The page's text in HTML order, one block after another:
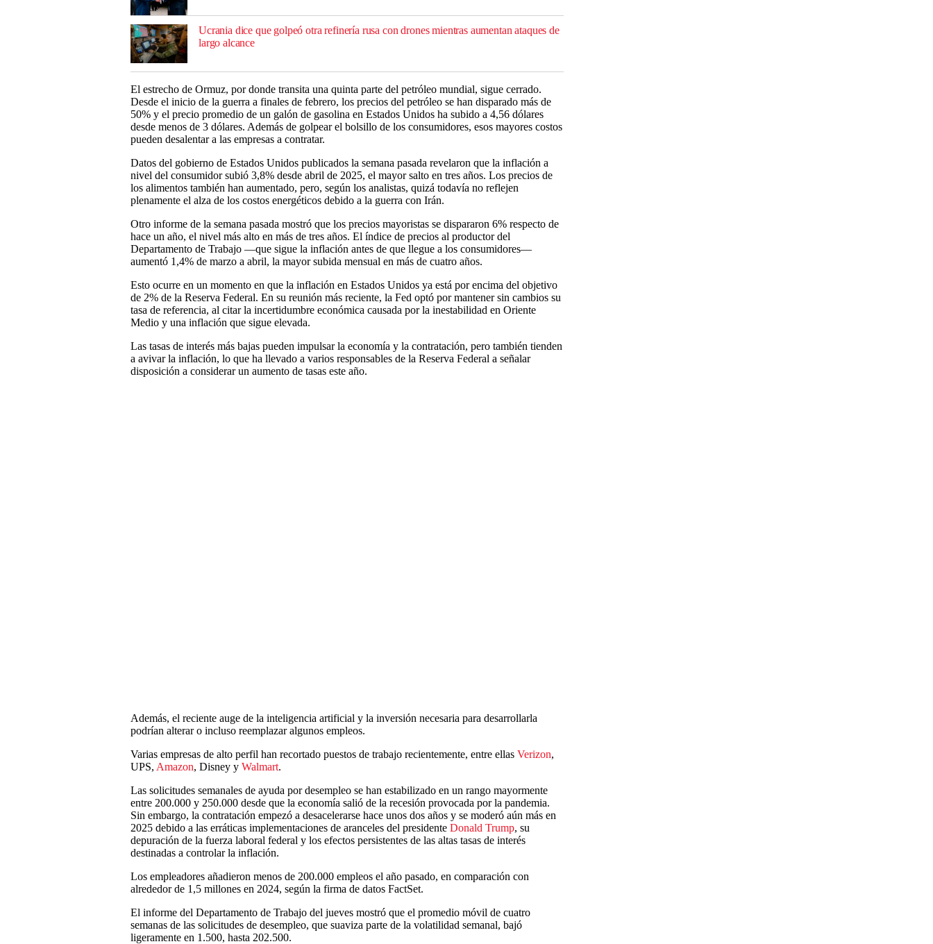
Ucrania dice que golpeó otra refinería rusa con drones mientras aumentan ataques de
largo alcance
El estrecho de Ormuz, por donde transita una quinta parte del petróleo mundial, sigue cerrado.
Desde el inicio de la guerra a finales de febrero, los precios del petróleo se han disparado más de
50% y el precio promedio de un galón de gasolina en Estados Unidos ha subido a 4,56 dólares
desde menos de 3 dólares. Además de golpear el bolsillo de los consumidores, esos mayores costos
pueden desalentar a las empresas a contratar.
Datos del gobierno de Estados Unidos publicados la semana pasada revelaron que la inflación a
nivel del consumidor subió 3,8% desde abril de 2025, el mayor salto en tres años. Los precios de
los alimentos también han aumentado, pero, según los analistas, quizá todavía no reflejen
plenamente el alza de los costos energéticos debido a la guerra con Irán.
Otro informe de la semana pasada mostró que los precios mayoristas se dispararon 6% respecto de
hace un año, el nivel más alto en más de tres años. El índice de precios al productor del
Departamento de Trabajo —que sigue la inflación antes de que llegue a los consumidores—
aumentó 1,4% de marzo a abril, la mayor subida mensual en más de cuatro años.
Esto ocurre en un momento en que la inflación en Estados Unidos ya está por encima del objetivo
de 2% de la Reserva Federal. En su reunión más reciente, la Fed optó por mantener sin cambios su
tasa de referencia, al citar la incertidumbre económica causada por la inestabilidad en Oriente
Medio y una inflación que sigue elevada.
Las tasas de interés más bajas pueden impulsar la economía y la contratación, pero también tienden
a avivar la inflación, lo que ha llevado a varios responsables de la Reserva Federal a señalar
disposición a considerar un aumento de tasas este año.
Además, el reciente auge de la inteligencia artificial y la inversión necesaria para desarrollarla
podrían alterar o incluso reemplazar algunos empleos.
Varias empresas de alto perfil han recortado puestos de trabajo recientemente, entre ellas Verizon,
UPS, Amazon, Disney y Walmart.
Las solicitudes semanales de ayuda por desempleo se han estabilizado en un rango mayormente
entre 200.000 y 250.000 desde que la economía salió de la recesión provocada por la pandemia.
Sin embargo, la contratación empezó a desacelerarse hace unos dos años y se moderó aún más en
2025 debido a las erráticas implementaciones de aranceles del presidente Donald Trump, su
depuración de la fuerza laboral federal y los efectos persistentes de las altas tasas de interés
destinadas a controlar la inflación.
Los empleadores añadieron menos de 200.000 empleos el año pasado, en comparación con
alrededor de 1,5 millones en 2024, según la firma de datos FactSet.
El informe del Departamento de Trabajo del jueves mostró que el promedio móvil de cuatro
semanas de las solicitudes de desempleo, que suaviza parte de la volatilidad semanal, bajó
ligeramente en 1.500, hasta 202.500.